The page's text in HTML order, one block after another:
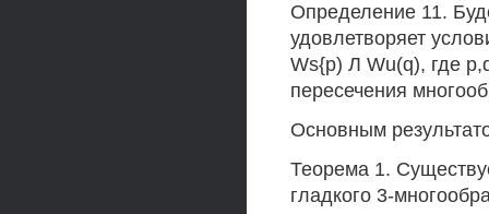
Определение 11.
удовлетворяет
Ws{p) Л Wu(q), где
пересечения
Основным
Теорема 1.
гладкого 3-